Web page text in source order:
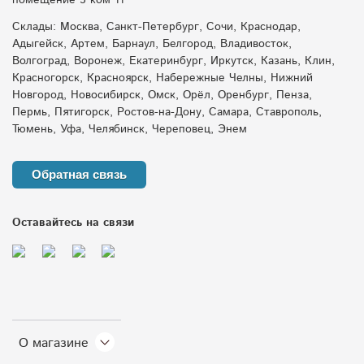
О магазине
Склады: Москва, Санкт-Петербург, Сочи, Краснодар,
Адыгейск, Артем, Барнаул, Белгород, Владивосток,
Волгоград, Воронеж, Екатеринбург, Иркутск, Казань, Клин,
Красногорск, Красноярск, Набережные Челны, Нижний
Новгород, Новосибирск, Омск, Орёл, Оренбург, Пенза,
Пермь, Пятигорск, Ростов-на-Дону, Самара, Ставрополь,
Тюмень, Уфа, Челябинск, Череповец, Энем
Обратная связь
Оставайтесь на связи